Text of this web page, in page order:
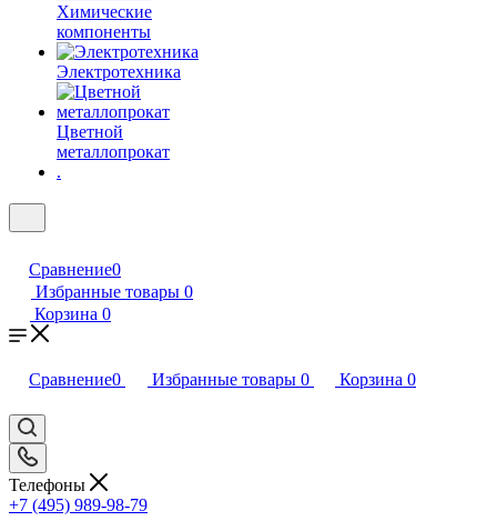
Химические
компоненты
Электротехника
Цветной
металлопрокат
.
Сравнение0
Избранные товары 0
Корзина 0
Сравнение0 Избранные товары 0 Корзина 0
Телефоны
+7 (495) 989-98-79